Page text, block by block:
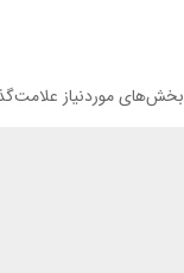
بخش‌های موردنیاز